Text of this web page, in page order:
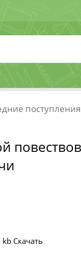
поступления
kb Скачать